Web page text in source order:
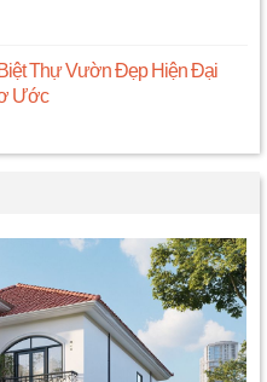
Thự Vườn Đẹp Hiện Đại
Ước